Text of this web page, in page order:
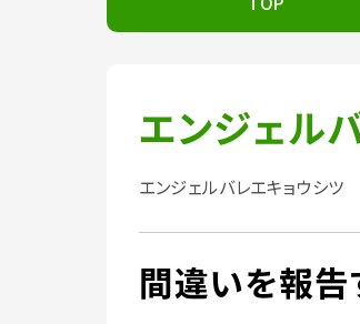
エンジェル
エンジェルバレエキョウシツ
間違いを報告